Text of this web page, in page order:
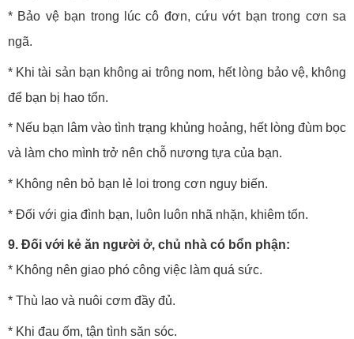
* Bảo vệ bạn trong lúc cô đơn, cứu vớt bạn trong cơn sa
ngã.
* Khi tài sản bạn không ai trông nom, hết lòng bảo vệ, không
để bạn bị hao tổn.
* Nếu bạn lâm vào tình trạng khủng hoảng, hết lòng đùm bọc
và làm cho mình trở nên chỗ nương tựa của bạn.
* Không nên bỏ bạn lẻ loi trong cơn nguy biến.
* Đối với gia đình bạn, luôn luôn nhã nhặn, khiêm tốn.
9. Đối với kẻ ăn người ở, chủ nhà có bổn phận:
* Không nên giao phó công việc làm quá sức.
* Thù lao và nuôi cơm đầy đủ.
* Khi đau ốm, tận tình săn sóc.